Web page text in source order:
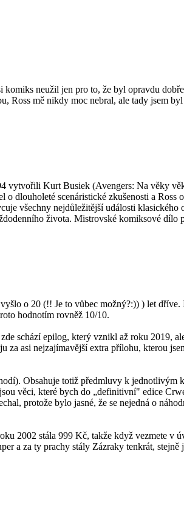
neužil jen pro to, že byl opravdu
Ross mě nikdy moc nebral, ale tady jsem
vytvořili Kurt Busiek (Avengers: Na věky
dlouholeté scenáristické zkušenosti a Ross
všechny nejdůležitější události
života. Mistrovské komiksové dílo
o 20 (!! Je to vůbec možný?:)) ) let
hodnotím rovněž 10/10.
schází epilog, který vznikl až roku 2019,
za asi nejzajímavější extra přílohu, kterou
Obsahuje totiž předmluvy k jednotlivým
věci, které bych do „definitivní" edice
protože bylo jasné, že se nejedná o
2002 stála 999 Kč, takže když vezmete v
a za ty prachy stály Zázraky tenkrát, stejně